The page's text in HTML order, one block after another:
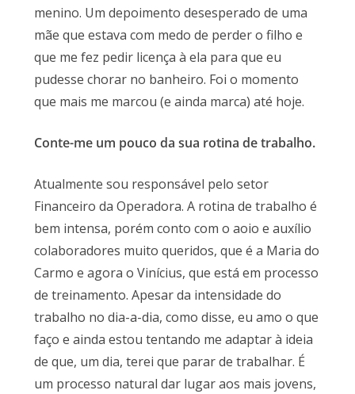
menino. Um depoimento desesperado de uma
mãe que estava com medo de perder o filho e
que me fez pedir licença à ela para que eu
pudesse chorar no banheiro. Foi o momento
que mais me marcou (e ainda marca) até hoje.
Conte-me um pouco da sua rotina de trabalho.
Atualmente sou responsável pelo setor
Financeiro da Operadora. A rotina de trabalho é
bem intensa, porém conto com o aoio e auxílio
colaboradores muito queridos, que é a Maria do
Carmo e agora o Vinícius, que está em processo
de treinamento. Apesar da intensidade do
trabalho no dia-a-dia, como disse, eu amo o que
faço e ainda estou tentando me adaptar à ideia
de que, um dia, terei que parar de trabalhar. É
um processo natural dar lugar aos mais jovens,